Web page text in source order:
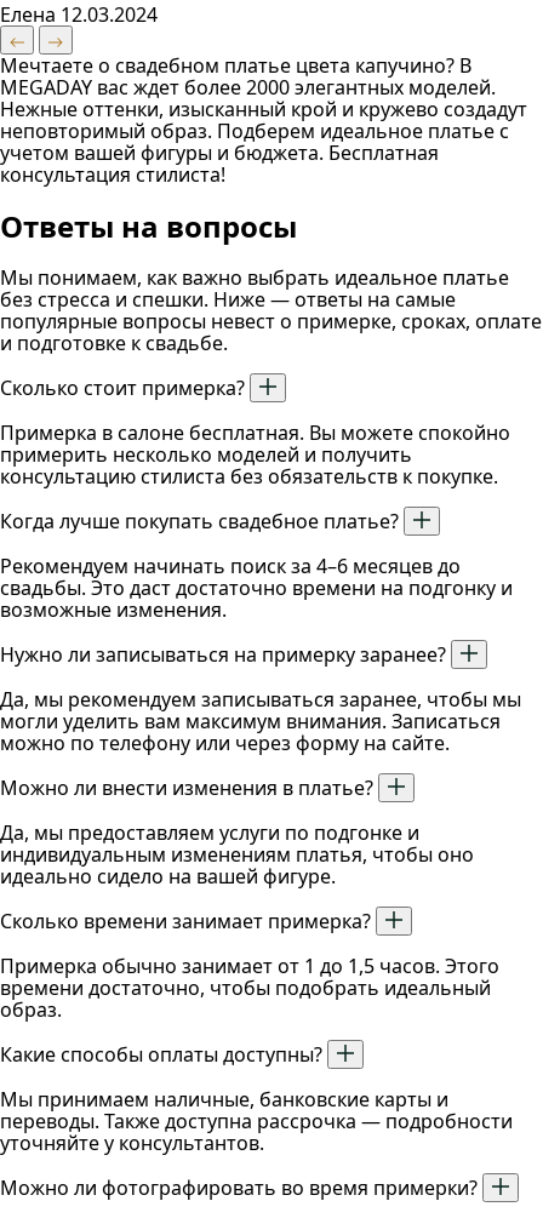
Елена 12.03.2024
Мечтаете о свадебном платье цвета капучино? В
MEGADAY вас ждет более 2000 элегантных моделей.
Нежные оттенки, изысканный крой и кружево создадут
неповторимый образ. Подберем идеальное платье с
учетом вашей фигуры и бюджета. Бесплатная
консультация стилиста!
Ответы на вопросы
Мы понимаем, как важно выбрать идеальное платье
без стресса и спешки. Ниже — ответы на самые
популярные вопросы невест о примерке, сроках, оплате
и подготовке к свадьбе.
Сколько стоит примерка?
Примерка в салоне бесплатная. Вы можете спокойно
примерить несколько моделей и получить
консультацию стилиста без обязательств к покупке.
Когда лучше покупать свадебное платье?
Рекомендуем начинать поиск за 4–6 месяцев до
свадьбы. Это даст достаточно времени на подгонку и
возможные изменения.
Нужно ли записываться на примерку заранее?
Да, мы рекомендуем записываться заранее, чтобы мы
могли уделить вам максимум внимания. Записаться
можно по телефону или через форму на сайте.
Можно ли внести изменения в платье?
Да, мы предоставляем услуги по подгонке и
индивидуальным изменениям платья, чтобы оно
идеально сидело на вашей фигуре.
Сколько времени занимает примерка?
Примерка обычно занимает от 1 до 1,5 часов. Этого
времени достаточно, чтобы подобрать идеальный
образ.
Какие способы оплаты доступны?
Мы принимаем наличные, банковские карты и
переводы. Также доступна рассрочка — подробности
уточняйте у консультантов.
Можно ли фотографировать во время примерки?